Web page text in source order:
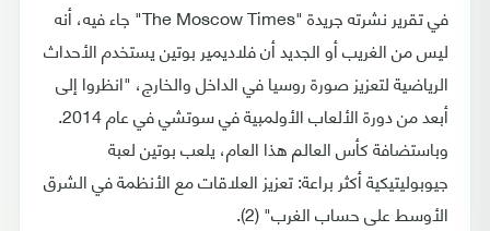
في تقرير نشرته جريدة "The Moscow Times" جاء فيه، أنه
ليس من الغريب أو الجديد أن فلاديمير بوتين يستخدم الأحداث
الرياضية لتعزيز صورة روسيا في الداخل والخارج، "انظروا إلى
أبعد من دورة الألعاب الأولمبية في سوتشي في عام 2014.
وباستضافة كأس العالم هذا العام، يلعب بوتين لعبة
جيوبوليتيكية أكثر براعة: تعزيز العلاقات مع الأنظمة في الشرق
الأوسط على حساب الغرب" (2).